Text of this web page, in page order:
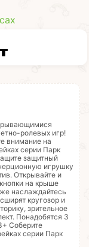
ролевых игр!
внимание на
серии Парк
защитный
игрушку
Открывайте и
на крыше
наслаждайтесь
кругозор и
зрительное
Понадобятся 3
Соберите
серии Парк